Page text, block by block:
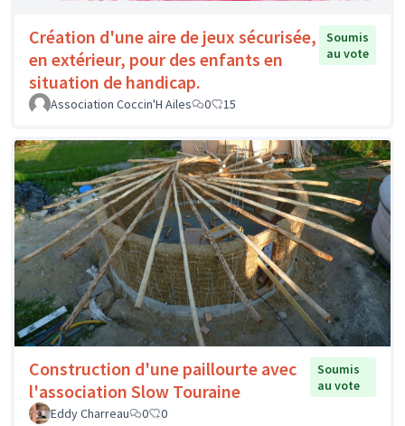
Création d'une aire de jeux sécurisée,
en extérieur, pour des enfants en
situation de handicap.
Soumis
au vote
Association Coccin'H Ailes 0 15
Construction d'une paillourte avec
l'association Slow Touraine
Soumis
au vote
Eddy Charreau
0 0